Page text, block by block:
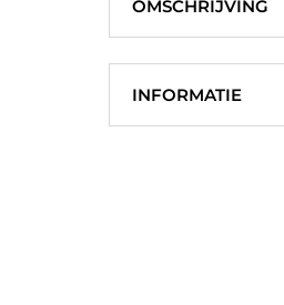
OMSCHRIJVING
INFORMATIE